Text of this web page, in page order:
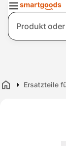
Suche
Home Ersatzteile